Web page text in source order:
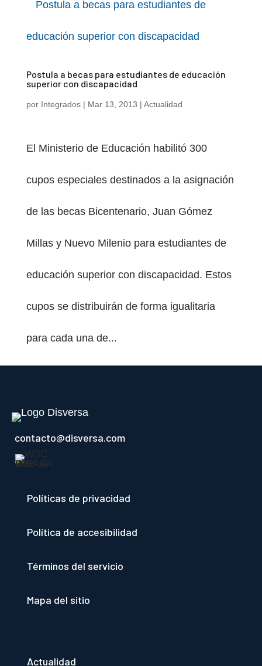
Postula a becas para estudiantes de educación
superior con discapacidad
por Integrados| Mar 13, 2013 | Actualidad
El Ministerio de Educación habilitó 300
cupos especiales destinados a la asignación
de las becas Bicentenario, Juan Gómez
Millas y Nuevo Milenio para estudiantes de
educación superior con discapacidad. Estos
cupos se distribuirán de forma igualitaria
para cada una de...
contacto@disversa.com
Políticas de privacidad
Política de accesibilidad
Términos del servicio
Mapa del sitio
Actualidad